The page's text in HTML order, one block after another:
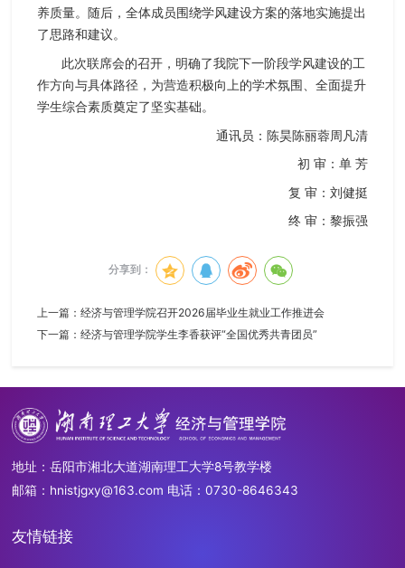
养质量。随后，全体成员围绕学风建设方案的落地实施提出
了思路和建议。
此次联席会的召开，明确了我院下一阶段学风建设的工
作方向与具体路径，为营造积极向上的学术氛围、全面提升
学生综合素质奠定了坚实基础。
通讯员：陈昊陈丽蓉周凡清
初 审：单 芳
复 审：刘健挺
终 审：黎振强
分享到：
上一篇： 经济与管理学院召开2026届毕业生就业工作推进会
下一篇： 经济与管理学院学生李香获评“全国优秀共青团员”
地址：岳阳市湘北大道湖南理工大学8号教学楼
邮箱：hnistjgxy@163.com 电话：0730-8646343
友情链接